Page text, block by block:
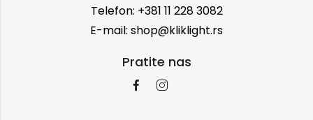
Telefon: +381 11 228 3082
E-mail: shop@kliklight.rs
Pratite nas